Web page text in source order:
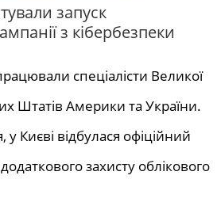
запуск
з кібербезпеки
спеціалісти Великої
Штатів Америки та України.
у Києві відбулася офіційний
захисту облікового